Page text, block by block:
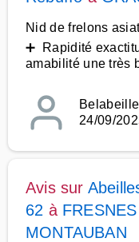
Nid de frelons
➕ Rapidité
amabilité une très
Belabeille
24/09/
Avis sur
62 à
MONTAUBAN